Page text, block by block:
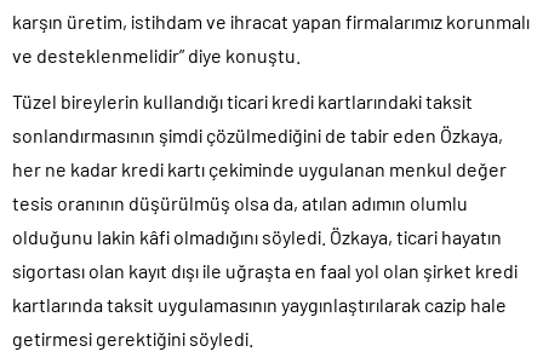
karşın üretim, istihdam ve ihracat yapan firmalarımız korunmalı
ve desteklenmelidir” diye konuştu.
Tüzel bireylerin kullandığı ticari kredi kartlarındaki taksit
sonlandırmasının şimdi çözülmediğini de tabir eden Özkaya,
her ne kadar kredi kartı çekiminde uygulanan menkul değer
tesis oranının düşürülmüş olsa da, atılan adımın olumlu
olduğunu lakin kâfi olmadığını söyledi. Özkaya, ticari hayatın
sigortası olan kayıt dışı ile uğraşta en faal yol olan şirket kredi
kartlarında taksit uygulamasının yaygınlaştırılarak cazip hale
getirmesi gerektiğini söyledi.